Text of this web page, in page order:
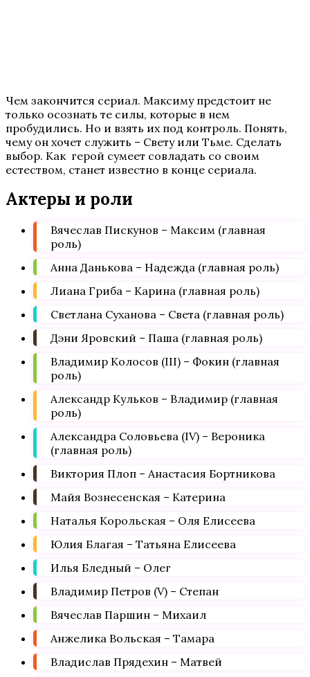
Чем закончится сериал. Максиму предстоит не
только осознать те силы, которые в нем
пробудились. Но и взять их под контроль. Понять,
чему он хочет служить – Свету или Тьме. Сделать
выбор. Как герой сумеет совладать со своим
естеством, станет известно в конце сериала.
Актеры и роли
Вячеслав Пискунов – Максим (главная
роль)
Анна Данькова – Надежда (главная роль)
Лиана Гриба – Карина (главная роль)
Светлана Суханова – Света (главная роль)
Дэни Яровский – Паша (главная роль)
Владимир Колосов (III) – Фокин (главная
роль)
Александр Кульков – Владимир (главная
роль)
Александра Соловьева (IV) – Вероника
(главная роль)
Виктория Плоп – Анастасия Бортникова
Майя Вознесенская – Катерина
Наталья Корольская – Оля Елисеева
Юлия Благая – Татьяна Елисеева
Илья Бледный – Олег
Владимир Петров (V) – Степан
Вячеслав Паршин – Михаил
Анжелика Вольская – Тамара
Владислав Прядехин – Матвей